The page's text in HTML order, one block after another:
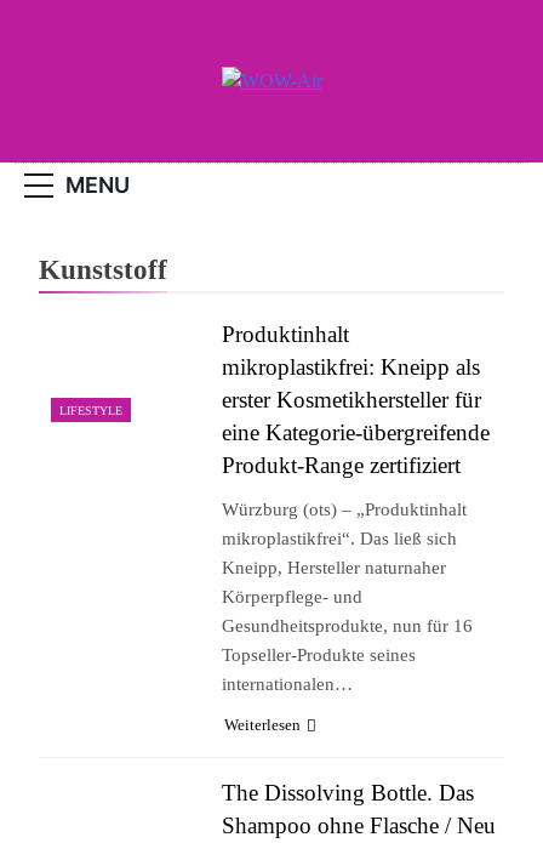
MENU
Kunststoff
LIFESTYLE
Produktinhalt
mikroplastikfrei: Kneipp als
erster Kosmetikhersteller für
eine Kategorie-übergreifende
Produkt-Range zertifiziert
Würzburg (ots) – „Produktinhalt
mikroplastikfrei“. Das ließ sich
Kneipp, Hersteller naturnaher
Körperpflege- und
Gesundheitsprodukte, nun für 16
Topseller-Produkte seines
internationalen…
Weiterlesen
The Dissolving Bottle. Das
Shampoo ohne Flasche / Neu